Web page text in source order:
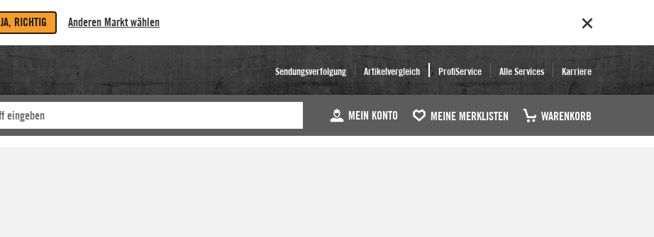
JA, RICHTIG Anderen Markt wählen
Sendungsverfolgung Artikelvergleich ProfiService Alle Services Karriere
MEIN KONTO MEINE MERKLISTEN WARENKORB